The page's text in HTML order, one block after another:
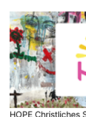
HOPE Christliches